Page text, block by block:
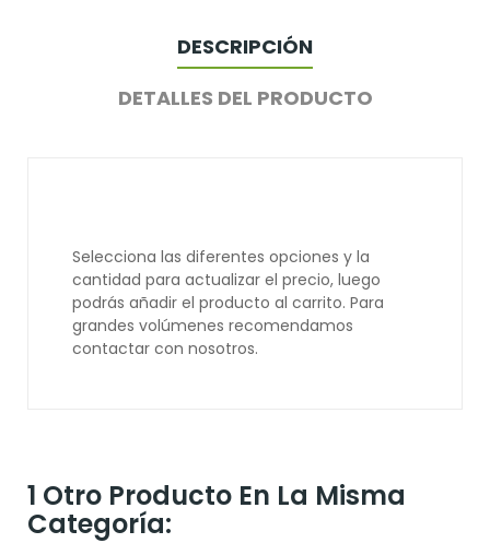
DESCRIPCIÓN
DETALLES DEL PRODUCTO
Selecciona las diferentes opciones y la
cantidad para actualizar el precio, luego
podrás añadir el producto al carrito. Para
grandes volúmenes recomendamos
contactar con nosotros.
1 Otro Producto En La Misma
Categoría: